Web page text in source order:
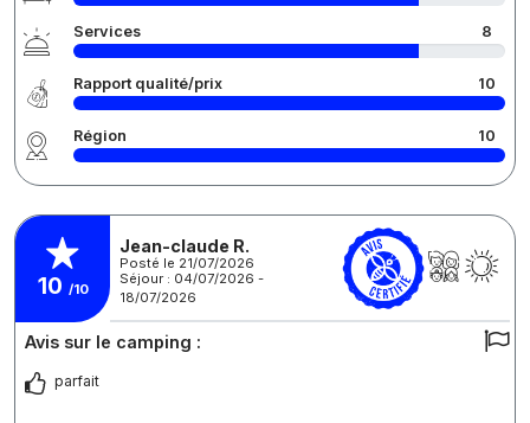
Services 8
Rapport qualité/prix 10
Région 10
10 /10
Jean-claude R.
Posté le 21/07/2026
Séjour : 04/07/2026 -
18/07/2026
Avis sur le camping :
parfait